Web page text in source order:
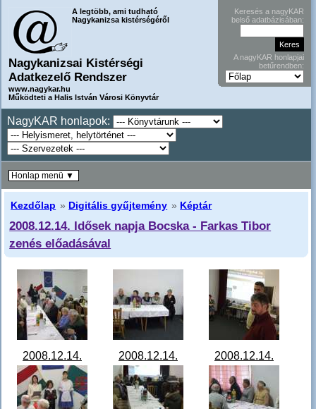
A legtöbb, ami tudható
Nagykanizsa kistérségéről
Nagykanizsai Kistérségi
Adatkezelő Rendszer
www.nagykar.hu
Működteti a Halis István Városi Könyvtár
Keresés a nagyKAR
belső adatbázisában:
A nagyKAR honlapjai
betűrendben:
NagyKAR honlapok:
Kezdőlap » Digitális gyűjtemény » Képtár
2008.12.14. Idősek napja Bocska - Farkas Tibor
zenés előadásával
2008.12.14.
Idősek napja
Bocska 01.jpg
2008.12.14.
Idősek napja
Bocska 02.jpg
2008.12.14.
Idősek napja
Bocska 03.jpg
Honlap menü ▼